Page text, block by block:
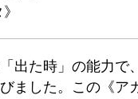
出た時」の能力
ました。この《ア